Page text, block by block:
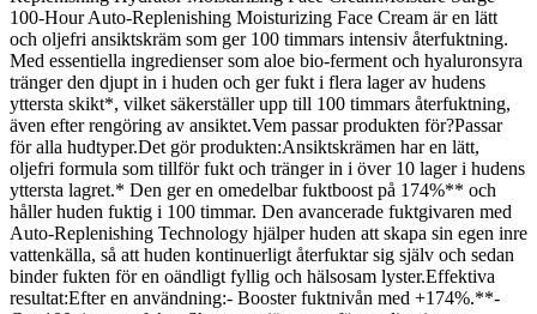
100-Hour Auto-Replenishing Moisturizing Face Cream är en lätt
och oljefri ansiktskräm som ger 100 timmars intensiv återfuktning.
Med essentiella ingredienser som aloe bio-ferment och hyaluronsyra
tränger den djupt in i huden och ger fukt i flera lager av hudens
yttersta skikt*, vilket säkerställer upp till 100 timmars återfuktning,
även efter rengöring av ansiktet.Vem passar produkten för?Passar
för alla hudtyper.Det gör produkten:Ansiktskrämen har en lätt,
oljefri formula som tillför fukt och tränger in i över 10 lager i hudens
yttersta lagret.* Den ger en omedelbar fuktboost på 174%** och
håller huden fuktig i 100 timmar. Den avancerade fuktgivaren med
Auto-Replenishing Technology hjälper huden att skapa sin egen inre
vattenkälla, så att huden kontinuerligt återfuktar sig själv och sedan
binder fukten för en oändligt fyllig och hälsosam lyster.Effektiva
resultat:Efter en användning:- Booster fuktnivån med +174%.**-